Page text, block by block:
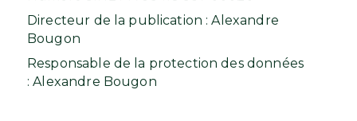
Directeur de la publication : Alexandre
Bougon
Responsable de la protection des données
: Alexandre Bougon